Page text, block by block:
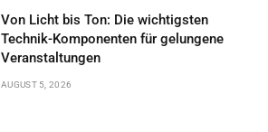
Von Licht bis Ton: Die wichtigsten
Technik-Komponenten für gelungene
Veranstaltungen
AUGUST 5, 2026